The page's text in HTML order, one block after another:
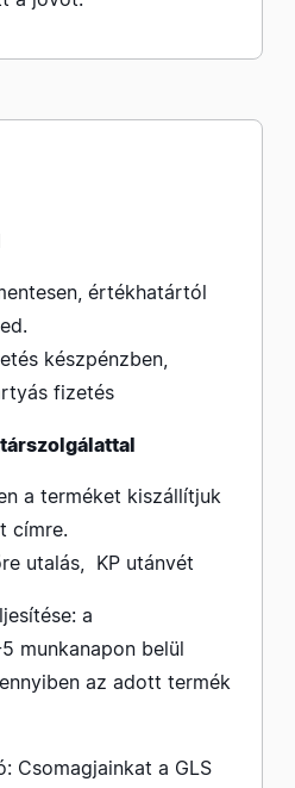
értékhatártól
készpénzben,
fizetés
a terméket kiszállítjuk
címre.
utalás, KP utánvét
a
munkanapon belül
az adott termék
Csomagjainkat a GLS